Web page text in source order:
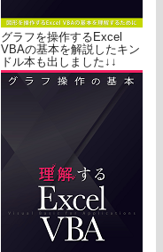
グラフを操作するExcel
VBAの基本を解説したキン
ドル本も出しました↓↓